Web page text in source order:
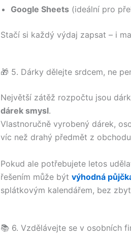
Google Sheets (ideální pro
Stačí si každý výdaj zapsat – i
🎁 5. Dárky dělejte srdcem, ne
Největší zátěž rozpočtu jsou
dárek smysl.
Vlastnoručně vyrobený dárek,
víc než drahý předmět z
Pokud ale potřebujete letos
řešením může být výhodná
splátkovým kalendářem, bez
📚 6. Vzdělávejte se v osobních